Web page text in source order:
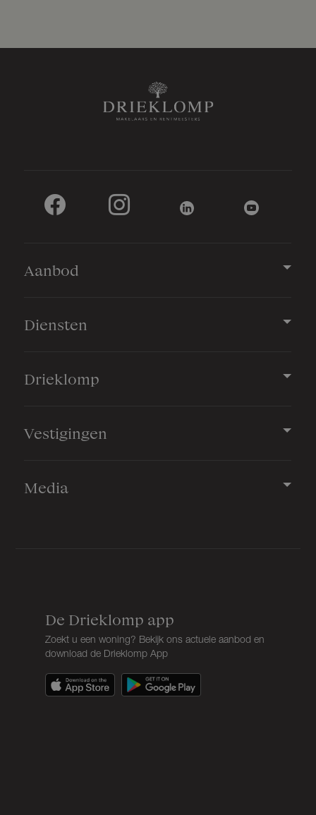
Aanbod
Diensten
Drieklomp
Vestigingen
Media
De Drieklomp app
Zoekt u een woning? Bekijk ons actuele aanbod en
download de Drieklomp App